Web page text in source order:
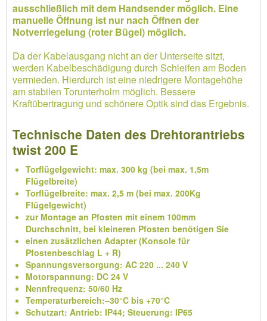
ausschließlich mit dem Handsender möglich. Eine
manuelle Öffnung ist nur nach Öffnen der
Notverriegelung (roter Bügel) möglich.
Da der Kabelausgang nicht an der Unterseite sitzt,
werden Kabelbeschädigung durch Schleifen am Boden
vermieden. Hierdurch ist eine niedrigere Montagehöhe
am stabilen Torunterholm möglich. Bessere
Kraftübertragung und schönere Optik sind das Ergebnis.
Technische Daten des Drehtorantriebs
twist 200 E
Torflügelgewicht: max. 300 kg (bei max. 1,5m
Flügelbreite)
Torflügelbreite: max. 2,5 m (bei max. 200Kg
Flügelgewicht)
zur Montage an Pfosten mit einem 100mm
Durchschnitt, bei kleineren Pfosten benötigen Sie
einen zusätzlichen Adapter (Konsole für
Pfostenbeschlag L + R)
Spannungsversorgung: AC 220 ... 240 V
Motorspannung: DC 24 V
Nennfrequenz: 50/60 Hz
Temperaturbereich:–30°C bis +70°C
Schutzart: Antrieb: IP44; Steuerung: IP65